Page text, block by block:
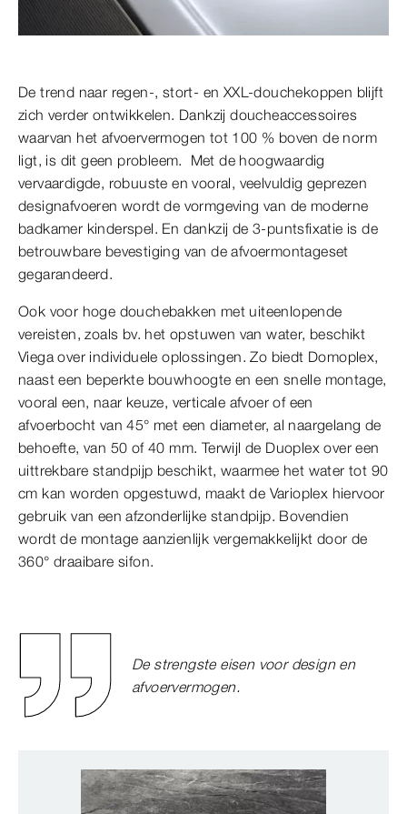
De trend naar regen-, stort- en XXL-douchekoppen blijft
zich verder ontwikkelen. Dankzij doucheaccessoires
waarvan het afvoervermogen tot 100 % boven de norm
ligt, is dit geen probleem. Met de hoogwaardig
vervaardigde, robuuste en vooral, veelvuldig geprezen
designafvoeren wordt de vormgeving van de moderne
badkamer kinderspel. En dankzij de 3-puntsfixatie is de
betrouwbare bevestiging van de afvoermontageset
gegarandeerd.
Ook voor hoge douchebakken met uiteenlopende
vereisten, zoals bv. het opstuwen van water, beschikt
Viega over individuele oplossingen. Zo biedt Domoplex,
naast een beperkte bouwhoogte en een snelle montage,
vooral een, naar keuze, verticale afvoer of een
afvoerbocht van 45° met een diameter, al naargelang de
behoefte, van 50 of 40 mm. Terwijl de Duoplex over een
uittrekbare standpijp beschikt, waarmee het water tot 90
cm kan worden opgestuwd, maakt de Varioplex hiervoor
gebruik van een afzonderlijke standpijp. Bovendien
wordt de montage aanzienlijk vergemakkelijkt door de
360° draaibare sifon.
De strengste eisen voor design en
afvoervermogen.